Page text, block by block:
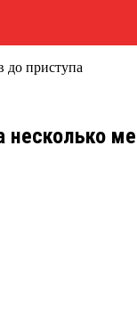
до приступа